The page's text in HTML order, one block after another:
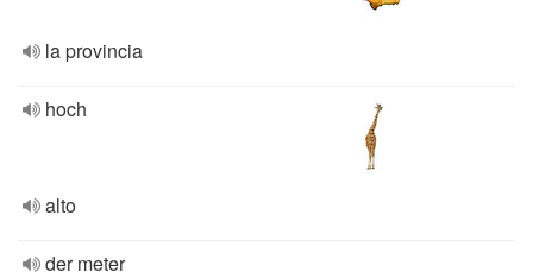
la provincia
hoch
alto
der meter